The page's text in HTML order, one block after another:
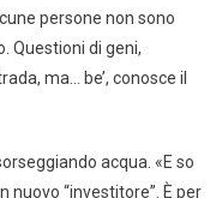
persone non sono
Questioni di geni,
ma… be’, conosce il
acqua. «E so
nuovo “investitore”. È per